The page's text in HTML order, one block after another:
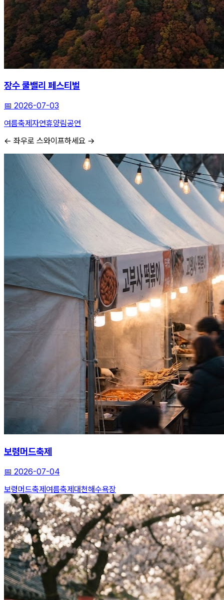
장수 쿨밸리 페스티벌
📅 2026-07-03
여름축제자연휴양림공연
← 좌우로 스와이프하세요 →
보령머드축제
📅 2026-07-04
보령머드축제여름축제대천해수욕장